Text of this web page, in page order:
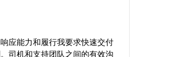
应能力和履行我要求快速交付
司机和支持团队之间的有效沟